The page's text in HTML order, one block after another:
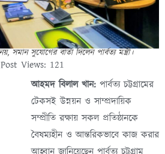
সমান সুযোগের বার্তা দিলেন পার্বত্য মন্ত্রী।
Post Views: 121
আহমদ বিলাল খান: পার্বত্য চট্টগ্রামের
টেকসই উন্নয়ন ও সাম্প্রদায়িক
সম্প্রীতি রক্ষায় সকল প্রতিষ্ঠানকে
বৈষম্যহীন ও আন্তরিকভাবে কাজ করার